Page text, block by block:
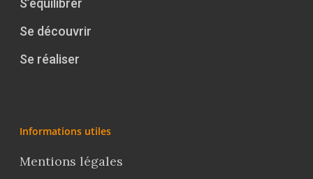
S’équilibrer
Se découvrir
Se réaliser
Informations utiles
Mentions légales